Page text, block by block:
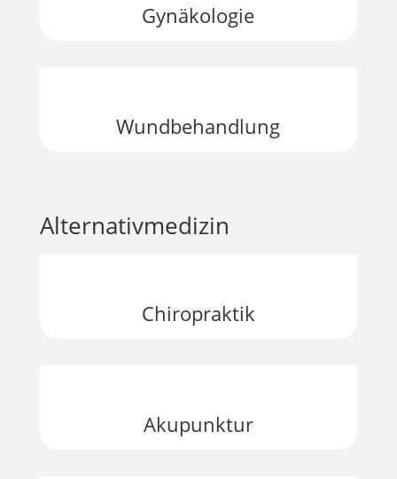
Gynäkologie
Wund­behandlung
Alternativmedizin
Chiropraktik
Akupunktur